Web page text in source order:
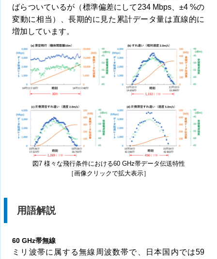
ばらついているが（標準偏差にして234 Mbps、±4 %の
変動に相当）、長期的に見た累計データ量は直線的に
増加しています。
図7 様々な飛行条件における60 GHz帯データ伝送特性
［画像クリックで拡大表示］
用語解説
60 GHz帯無線
ミリ波帯に属する無線周波数帯で、日本国内では59